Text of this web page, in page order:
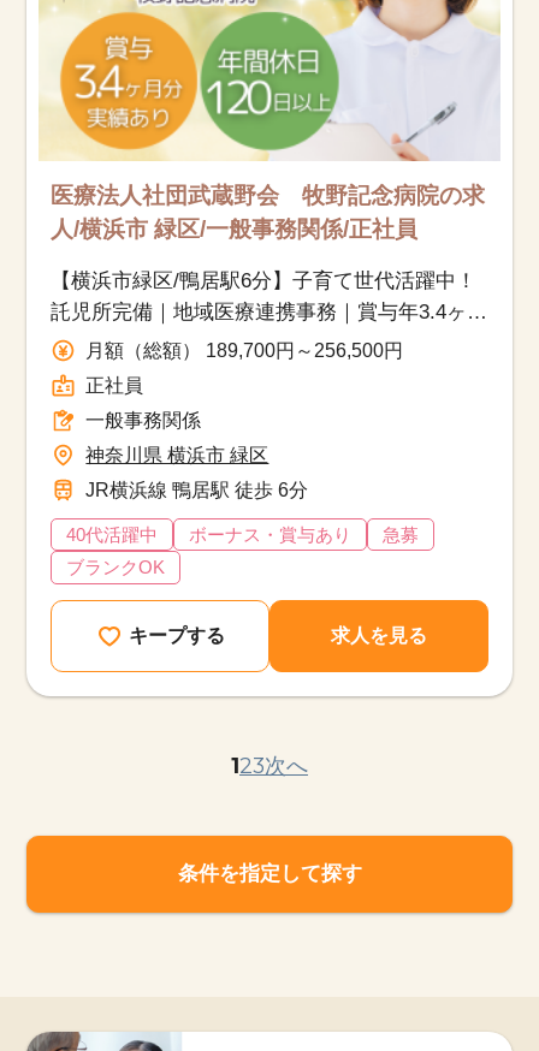
医療法人社団武蔵野会 牧野記念病院の求
人/横浜市 緑区/一般事務関係/正社員
【横浜市緑区/鴨居駅6分】子育て世代活躍中！
託児所完備｜地域医療連携事務｜賞与年3.4ヶ月
分◎年間休日122日｜車通勤OK
月額（総額） 189,700円～256,500円
正社員
一般事務関係
神奈川県 横浜市 緑区
JR横浜線 鴨居駅 徒歩 6分
40代活躍中 ボーナス・賞与あり
急募
ブランクOK
キープする 求人を見る
123次へ
条件を指定して探す